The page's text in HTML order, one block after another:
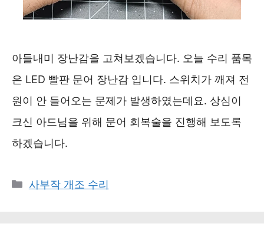
아들내미 장난감을 고쳐보겠습니다. 오늘 수리 품목
은 LED 빨판 문어 장난감 입니다. 스위치가 깨져 전
원이 안 들어오는 문제가 발생하였는데요. 상심이
크신 아드님을 위해 문어 회복술을 진행해 보도록
하겠습니다.
카
사부작 개조 수리